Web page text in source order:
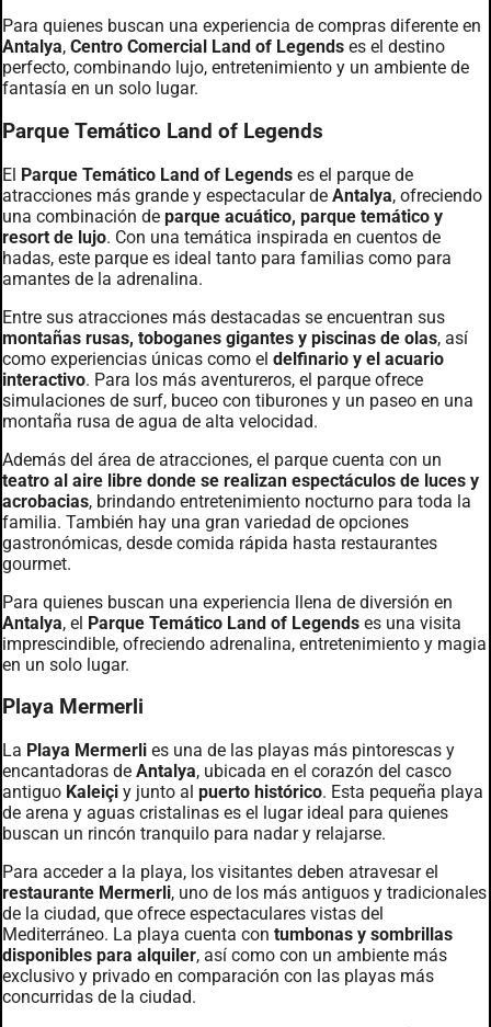
Para quienes buscan una experiencia de compras diferente en
Antalya, Centro Comercial Land of Legends es el destino
perfecto, combinando lujo, entretenimiento y un ambiente de
fantasía en un solo lugar.
Parque Temático Land of Legends
El Parque Temático Land of Legends es el parque de
atracciones más grande y espectacular de Antalya, ofreciendo
una combinación de parque acuático, parque temático y
resort de lujo. Con una temática inspirada en cuentos de
hadas, este parque es ideal tanto para familias como para
amantes de la adrenalina.
Entre sus atracciones más destacadas se encuentran sus
montañas rusas, toboganes gigantes y piscinas de olas, así
como experiencias únicas como el delfinario y el acuario
interactivo. Para los más aventureros, el parque ofrece
simulaciones de surf, buceo con tiburones y un paseo en una
montaña rusa de agua de alta velocidad.
Además del área de atracciones, el parque cuenta con un
teatro al aire libre donde se realizan espectáculos de luces y
acrobacias, brindando entretenimiento nocturno para toda la
familia. También hay una gran variedad de opciones
gastronómicas, desde comida rápida hasta restaurantes
gourmet.
Para quienes buscan una experiencia llena de diversión en
Antalya, el Parque Temático Land of Legends es una visita
imprescindible, ofreciendo adrenalina, entretenimiento y magia
en un solo lugar.
Playa Mermerli
La Playa Mermerli es una de las playas más pintorescas y
encantadoras de Antalya, ubicada en el corazón del casco
antiguo Kaleiçi y junto al puerto histórico. Esta pequeña playa
de arena y aguas cristalinas es el lugar ideal para quienes
buscan un rincón tranquilo para nadar y relajarse.
Para acceder a la playa, los visitantes deben atravesar el
restaurante Mermerli, uno de los más antiguos y tradicionales
de la ciudad, que ofrece espectaculares vistas del
Mediterráneo. La playa cuenta con tumbonas y sombrillas
disponibles para alquiler, así como con un ambiente más
exclusivo y privado en comparación con las playas más
concurridas de la ciudad.